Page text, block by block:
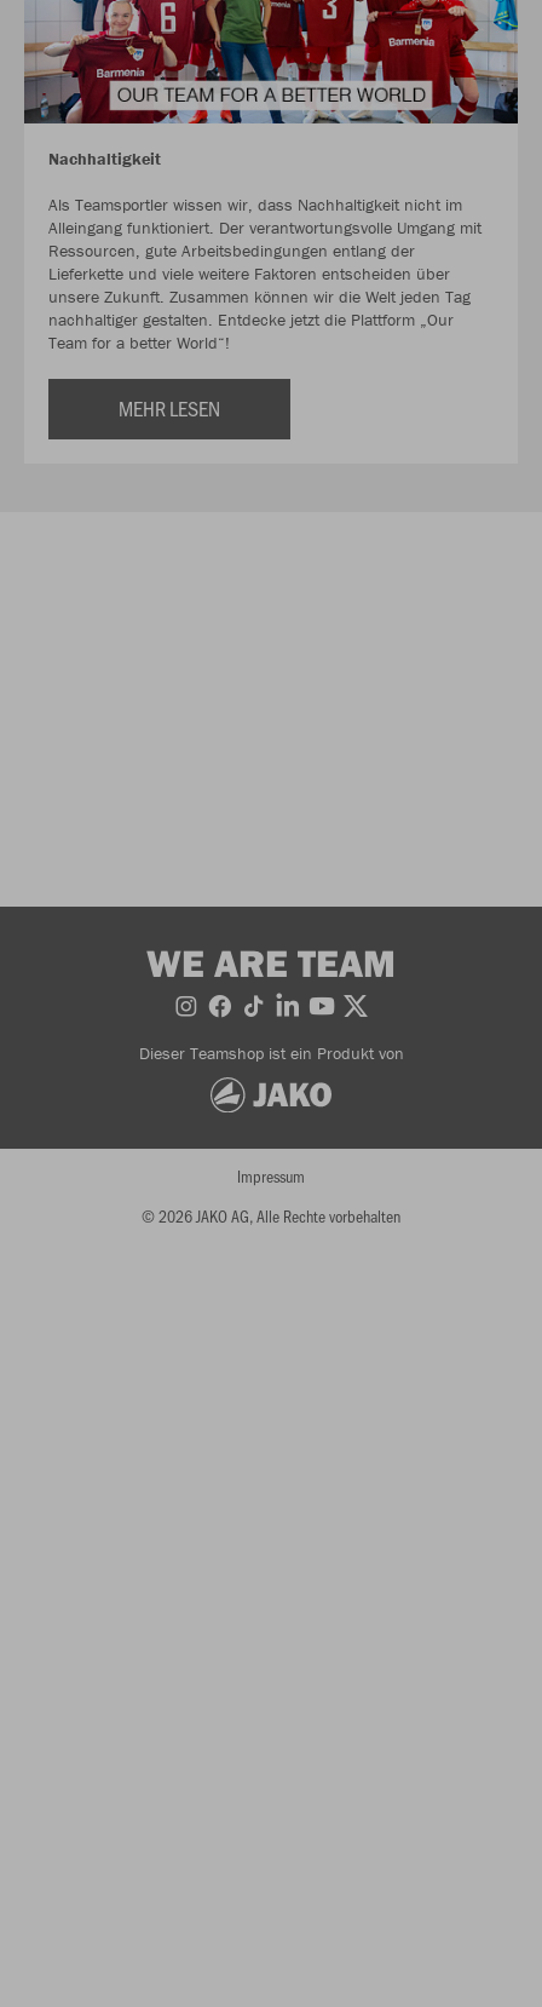
Nachhaltigkeit
Als Teamsportler wissen wir, dass Nachhaltigkeit nicht im
Alleingang funktioniert. Der verantwortungsvolle Umgang mit
Ressourcen, gute Arbeitsbedingungen entlang der
Lieferkette und viele weitere Faktoren entscheiden über
unsere Zukunft. Zusammen können wir die Welt jeden Tag
nachhaltiger gestalten. Entdecke jetzt die Plattform „Our
Team for a better World“!
MEHR LESEN
WE ARE TEAM
Dieser Teamshop ist ein Produkt von
© 2026 JAKO AG, Alle Rechte vorbehalten
Impressum